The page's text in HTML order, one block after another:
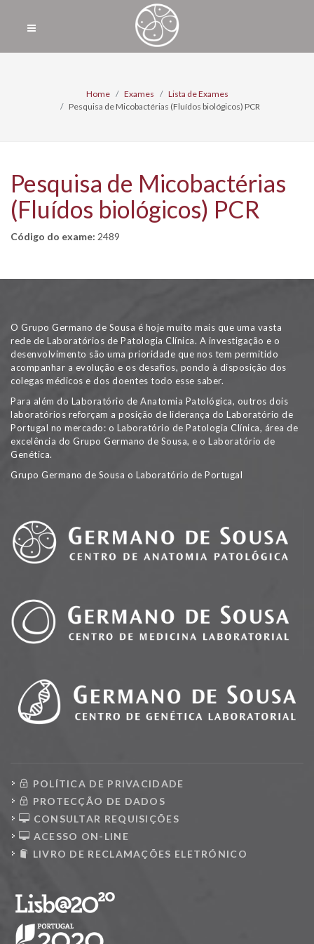
Home Exames
Lista de Exames
Pesquisa de Micobactérias (Fluídos biológicos) PCR
Pesquisa de Micobactérias
(Fluídos biológicos) PCR
Código do exame: 2489
O Grupo Germano de Sousa é hoje muito mais que uma vasta
rede de Laboratórios de Patologia Clínica. A investigação e o
desenvolvimento são uma prioridade que nos tem permitido
acompanhar a evolução e os desafios, pondo à disposição dos
colegas médicos e dos doentes todo esse saber.
Para além do Laboratório de Anatomia Patológica, outros dois
laboratórios reforçam a posição de liderança do Laboratório de
Portugal no mercado: o Laboratório de Patologia Clínica, área de
excelência do Grupo Germano de Sousa, e o Laboratório de
Genética.
Grupo Germano de Sousa o Laboratório de Portugal
POLÍTICA DE PRIVACIDADE
PROTECÇÃO DE DADOS
CONSULTAR REQUISIÇÕES
ACESSO ON-LINE
LIVRO DE RECLAMAÇÕES ELETRÓNICO